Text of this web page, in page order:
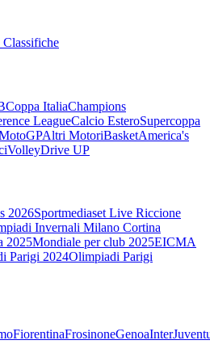
Coppa ItaliaChampions
LeagueCalcio EsteroSupercoppa
Altri MotoriBasketAmerica's
VolleyDrive UP
2026Sportmediaset Live Riccione
Invernali Milano Cortina
2025Mondiale per club 2025EICMA
Parigi 2024Olimpiadi Parigi
FiorentinaFrosinoneGenoaInter